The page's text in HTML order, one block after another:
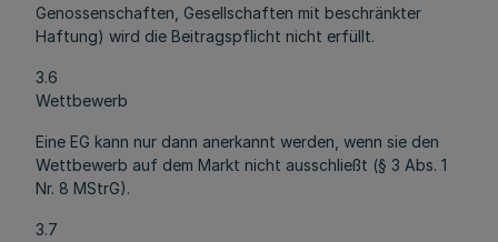
Genossenschaften, Gesellschaften mit beschränkter
Haftung) wird die Beitragspflicht nicht erfüllt.
3.6
Wettbewerb
Eine EG kann nur dann anerkannt werden, wenn sie den
Wettbewerb auf dem Markt nicht ausschließt (§ 3 Abs. 1
Nr. 8 MStrG).
3.7